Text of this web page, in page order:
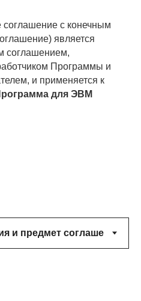
с конечным
является
соглашением,
Программы и
и применяется к
для ЭВМ